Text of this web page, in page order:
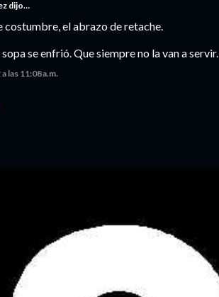
dijo…
costumbre, el abrazo de retache.
se enfrió. Que siempre no la van a servir.
las 11:08 a.m.